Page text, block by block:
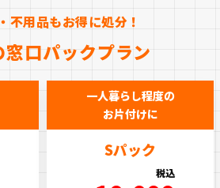
不用品もお得に処分！
窓口パックプラン
一人暮らし程度の
お片付けに
Sパック
税込